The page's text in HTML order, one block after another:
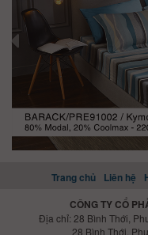
Trang chủ Liên hệ
CÔNG TY CỔ
Địa chỉ: 28 Bình Thới,
28 Bình Thới,